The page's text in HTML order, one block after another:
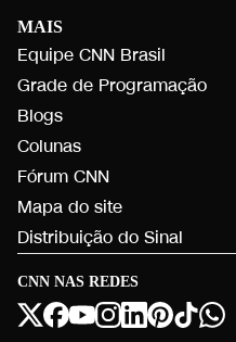
CNN NAS REDES
MAIS
Equipe CNN Brasil
Grade de Programação
Blogs
Colunas
Fórum CNN
Mapa do site
Distribuição do Sinal